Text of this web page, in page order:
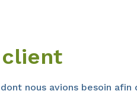
client
nous avions besoin